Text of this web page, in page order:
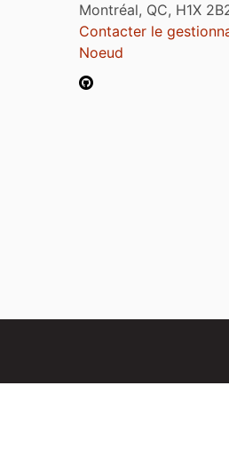
Montréal, QC, H1X
Contacter le
Noeud